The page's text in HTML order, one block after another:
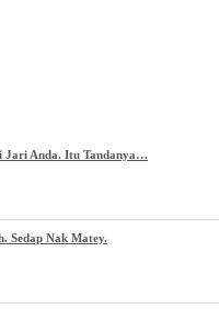
Jari Anda. Itu Tandanya…
Sedap Nak Matey.